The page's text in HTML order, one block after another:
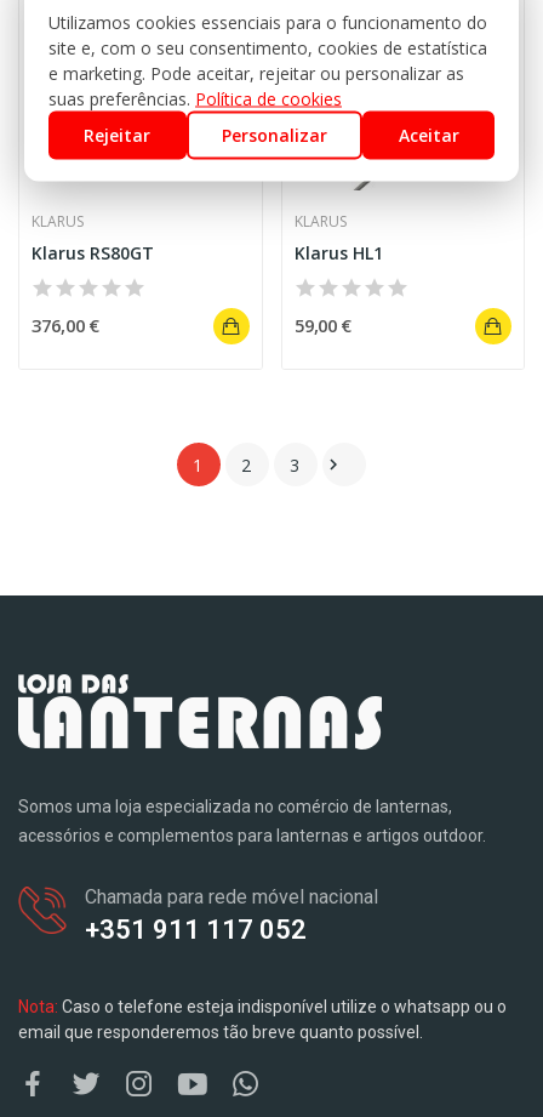
KLARUS
Klarus RS80GT
376,00 €
KLARUS
Klarus HL1
59,00 €
1 2 3 
Somos uma loja especializada no comércio de lanternas,
acessórios e complementos para lanternas e artigos outdoor.
Chamada para rede móvel nacional
+351 911 117 052
Nota: Caso o telefone esteja indisponível utilize o whatsapp ou o
email que responderemos tão breve quanto possível.
Utilizamos cookies essenciais para o funcionamento do
site e, com o seu consentimento, cookies de estatística
e marketing. Pode aceitar, rejeitar ou personalizar as
suas preferências. Política de cookies
Rejeitar
Personalizar Aceitar